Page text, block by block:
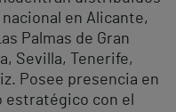
en Alicante,
Palmas de Gran
Sevilla, Tenerife,
Posee presencia en
estratégico con el